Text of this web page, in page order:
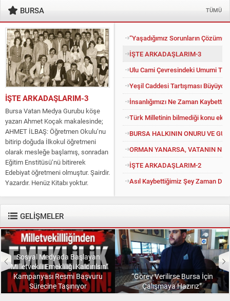
BURSA TÜMÜ
İŞTE ARKADAŞLARIM-3
Bursa Vatan Medya Gurubu köşe
yazarı Ahmet Koçak makalesinde;
AHMET İLBAŞ: Öğretmen Okulu’nu
bitirip doğuda İlkokul öğretmeni
olarak mesleğe başlamış, sonradan
Eğitim Enstitüsü’nü bitirerek
Edebiyat öğretmeni olmuştur. Şairdir.
Yazardır. Henüz Kitabı yoktur.
diyenlere güler geçer. Yüce...
“Yaşadığımız Sorunların
İŞTE ARKADAŞLARIM-3
Ulu Cami Çevresindeki Umumi
Yeşil Caddesi Tartışması Büyüyor
İnsanlığımızı Ne Zaman Kaybettik?
Türk Milletinin bilmediği konu
BURSA HALKININ ONURU VE
ORMAN YANARSA, VATANIN
İŞTE ARKADAŞLARIM-2
Asıl Kaybettiğimiz Şey Zaman
GELİŞMELER
Sosyal Medyada Başlayan
“Milletvekili Emekliliği Kaldırılsın”
Kampanyası Resmi Başvuru
Sürecine Taşınıyor
“Görev Verilirse Bursa İçin
Çalışmaya Hazırız”